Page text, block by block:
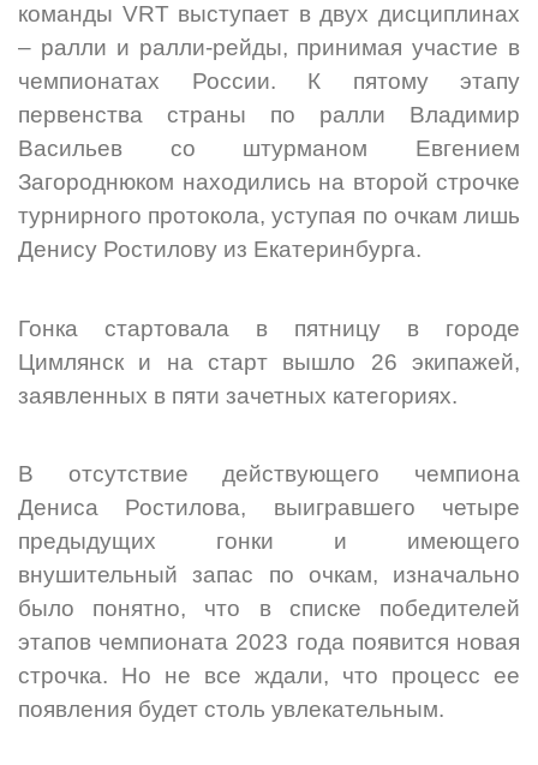
команды VRT выступает в двух дисциплинах
– ралли и ралли-рейды, принимая участие в
чемпионатах России. К пятому этапу
первенства страны по ралли Владимир
Васильев со штурманом Евгением
Загороднюком находились на второй строчке
турнирного протокола, уступая по очкам лишь
Денису Ростилову из Екатеринбурга.
Гонка стартовала в пятницу в городе
Цимлянск и на старт вышло 26 экипажей,
заявленных в пяти зачетных категориях.
В отсутствие действующего чемпиона
Дениса Ростилова, выигравшего четыре
предыдущих гонки и имеющего
внушительный запас по очкам, изначально
было понятно, что в списке победителей
этапов чемпионата 2023 года появится новая
строчка. Но не все ждали, что процесс ее
появления будет столь увлекательным.